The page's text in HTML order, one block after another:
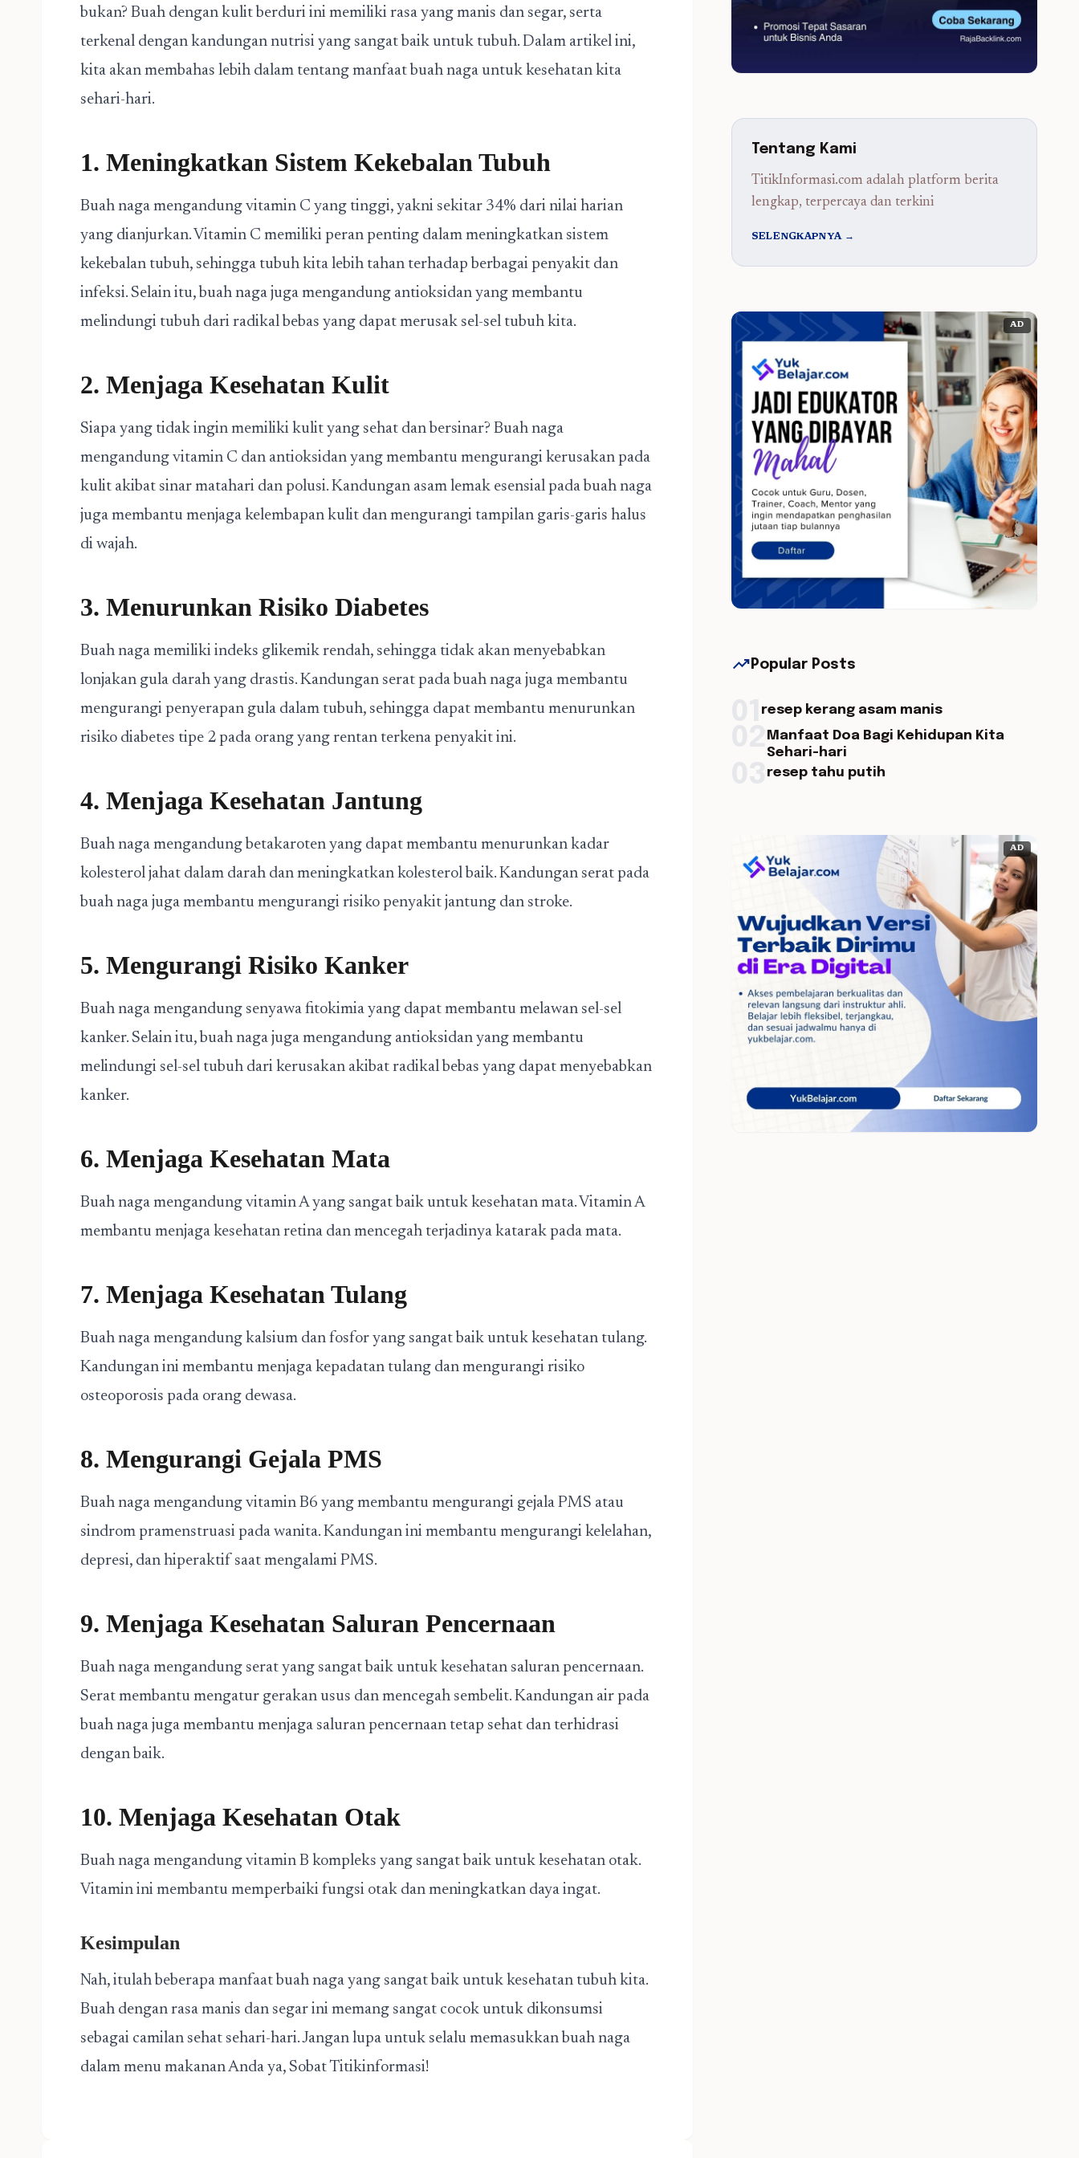
bukan? Buah dengan kulit berduri ini memiliki rasa yang manis dan segar, serta
terkenal dengan kandungan nutrisi yang sangat baik untuk tubuh. Dalam artikel ini,
kita akan membahas lebih dalam tentang manfaat buah naga untuk kesehatan kita
sehari-hari.
1. Meningkatkan Sistem Kekebalan Tubuh
Buah naga mengandung vitamin C yang tinggi, yakni sekitar 34% dari nilai harian
yang dianjurkan. Vitamin C memiliki peran penting dalam meningkatkan sistem
kekebalan tubuh, sehingga tubuh kita lebih tahan terhadap berbagai penyakit dan
infeksi. Selain itu, buah naga juga mengandung antioksidan yang membantu
melindungi tubuh dari radikal bebas yang dapat merusak sel-sel tubuh kita.
2. Menjaga Kesehatan Kulit
Siapa yang tidak ingin memiliki kulit yang sehat dan bersinar? Buah naga
mengandung vitamin C dan antioksidan yang membantu mengurangi kerusakan pada
kulit akibat sinar matahari dan polusi. Kandungan asam lemak esensial pada buah naga
juga membantu menjaga kelembapan kulit dan mengurangi tampilan garis-garis halus
di wajah.
3. Menurunkan Risiko Diabetes
Buah naga memiliki indeks glikemik rendah, sehingga tidak akan menyebabkan
lonjakan gula darah yang drastis. Kandungan serat pada buah naga juga membantu
mengurangi penyerapan gula dalam tubuh, sehingga dapat membantu menurunkan
risiko diabetes tipe 2 pada orang yang rentan terkena penyakit ini.
4. Menjaga Kesehatan Jantung
Buah naga mengandung betakaroten yang dapat membantu menurunkan kadar
kolesterol jahat dalam darah dan meningkatkan kolesterol baik. Kandungan serat pada
buah naga juga membantu mengurangi risiko penyakit jantung dan stroke.
5. Mengurangi Risiko Kanker
Buah naga mengandung senyawa fitokimia yang dapat membantu melawan sel-sel
kanker. Selain itu, buah naga juga mengandung antioksidan yang membantu
melindungi sel-sel tubuh dari kerusakan akibat radikal bebas yang dapat menyebabkan
kanker.
6. Menjaga Kesehatan Mata
Buah naga mengandung vitamin A yang sangat baik untuk kesehatan mata. Vitamin A
membantu menjaga kesehatan retina dan mencegah terjadinya katarak pada mata.
7. Menjaga Kesehatan Tulang
Buah naga mengandung kalsium dan fosfor yang sangat baik untuk kesehatan tulang.
Kandungan ini membantu menjaga kepadatan tulang dan mengurangi risiko
osteoporosis pada orang dewasa.
8. Mengurangi Gejala PMS
Buah naga mengandung vitamin B6 yang membantu mengurangi gejala PMS atau
sindrom pramenstruasi pada wanita. Kandungan ini membantu mengurangi kelelahan,
depresi, dan hiperaktif saat mengalami PMS.
9. Menjaga Kesehatan Saluran Pencernaan
Buah naga mengandung serat yang sangat baik untuk kesehatan saluran pencernaan.
Serat membantu mengatur gerakan usus dan mencegah sembelit. Kandungan air pada
buah naga juga membantu menjaga saluran pencernaan tetap sehat dan terhidrasi
dengan baik.
10. Menjaga Kesehatan Otak
Buah naga mengandung vitamin B kompleks yang sangat baik untuk kesehatan otak.
Vitamin ini membantu memperbaiki fungsi otak dan meningkatkan daya ingat.
Kesimpulan
Nah, itulah beberapa manfaat buah naga yang sangat baik untuk kesehatan tubuh kita.
Buah dengan rasa manis dan segar ini memang sangat cocok untuk dikonsumsi
sebagai camilan sehat sehari-hari. Jangan lupa untuk selalu memasukkan buah naga
dalam menu makanan Anda ya, Sobat Titikinformasi!
Tentang Kami
TitikInformasi.com adalah platform berita
lengkap, terpercaya dan terkini
SELENGKAPNYA →
AD
trending_up Popular Posts
resep kerang asam manis
Manfaat Doa Bagi Kehidupan Kita
Sehari-hari
resep tahu putih
AD